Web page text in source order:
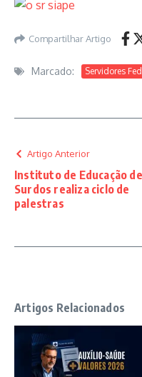
Compartilhar Artigo
Marcado: Servidores
Artigo Anterior
Instituto de Educação de
Surdos realiza ciclo de
palestras
Artigos Relacionados